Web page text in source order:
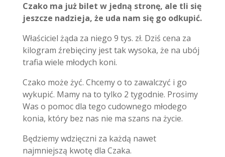
Czako ma już bilet w jedną stronę, ale tli się
jeszcze nadzieja, że uda nam się go odkupić.
Właściciel żąda za niego 9 tys. zł. Dziś cena za
kilogram źrebięciny jest tak wysoka, że na ubój
trafia wiele młodych koni.
Czako może żyć. Chcemy o to zawalczyć i go
wykupić. Mamy na to tylko 2 tygodnie. Prosimy
Was o pomoc dla tego cudownego młodego
konia, który bez nas nie ma szans na życie.
Będziemy wdzięczni za każdą nawet
najmniejszą kwotę dla Czaka.